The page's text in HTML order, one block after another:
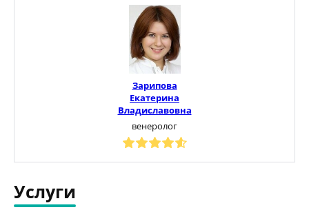
Зарипова
Екатерина
Владиславовна
венеролог
Услуги